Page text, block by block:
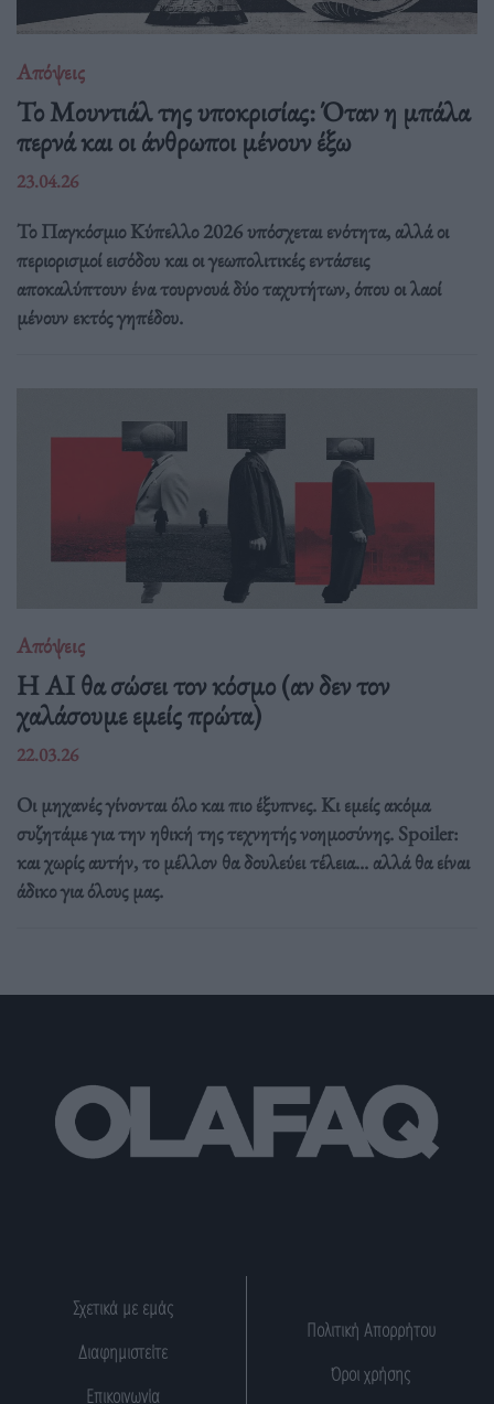
Απόψεις
Το Μουντιάλ της υποκρισίας: Όταν η μπάλα
περνά και οι άνθρωποι μένουν έξω
23.04.26
Το Παγκόσμιο Κύπελλο 2026 υπόσχεται ενότητα, αλλά οι
περιορισμοί εισόδου και οι γεωπολιτικές εντάσεις
αποκαλύπτουν ένα τουρνουά δύο ταχυτήτων, όπου οι λαοί
μένουν εκτός γηπέδου.
Απόψεις
Η AI θα σώσει τον κόσμο (αν δεν τον
χαλάσουμε εμείς πρώτα)
22.03.26
Οι μηχανές γίνονται όλο και πιο έξυπνες. Κι εμείς ακόμα
συζητάμε για την ηθική της τεχνητής νοημοσύνης. Spoiler:
και χωρίς αυτήν, το μέλλον θα δουλεύει τέλεια... αλλά θα είναι
άδικο για όλους μας.
Σχετικά με εμάς
Διαφημιστείτε
Επικοινωνία
Πολιτική Απορρήτου
Όροι χρήσης